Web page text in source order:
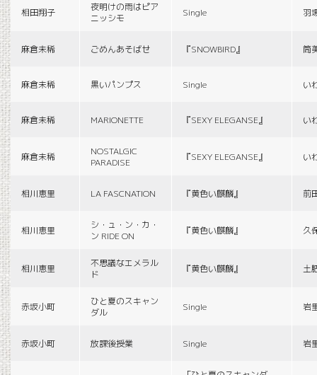
相田翔子
夜明けの雨はピア
ニッシモ
Single 羽
麻倉未稀 ごめんあそばせ 『SNOWBIRD』 筒
麻倉未稀 黒いパンプス Single い
麻倉未稀 MARIONETTE 『SEXY ELEGANSE』 い
麻倉未稀
NOSTALGIC
PARADISE
『SEXY ELEGANSE』 い
相川恵里 LA FASCNATION 『黄色い麒麟』 前
相川恵里
シ・ュ・ン・カ・
ン RIDE ON
『黄色い麒麟』 久
相川恵里
不思議なエメラル
ド
『黄色い麒麟』 土
赤坂小町
ひと夏のスキャン
ダル
Single 岩
赤坂小町 放課後授業 Single 岩